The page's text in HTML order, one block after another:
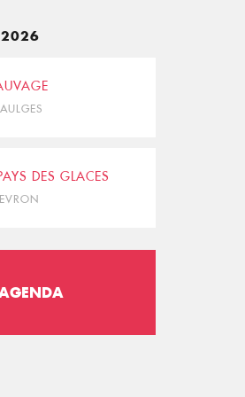
2026
DES GLACES